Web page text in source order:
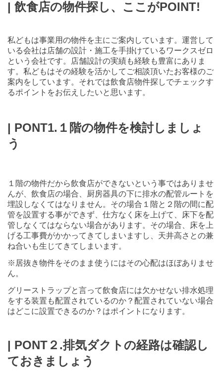
| 飲食店の物件探し、ここがPOINT!
私どもは事業用の物件を主にご案内しています。運営して
いる会社は店舗の設計・施工を手掛けているワークスゼロ
という会社です。店舗設計の実績も経験も豊富にありま
す。私どもはその経験を活かしてご相談頂いたお客様のご
案内をしています。それでは飲食店物件探しでチェックす
るポイントをお伝えしたいと思います。
| PONT1.１階の物件を検討しましょ
う
１階の物件だから飲食店ができないという事ではありませ
んが、飲食店の場合、厨房器具の下に排水の配管ルートを
埋設しなくてはなりません。その場合１階と２階の間に配
管を設置する事ができず、仕方なく床を上げて、床下を配
管しなくてはならない場合があります。その場合、床を上
げる工事費がかかってきてしまいますし、天井高さとの兼
ね合いも生じてきてしまいます。
※居抜き物件をそのまま使うにはその心配はほぼありませ
ん。
グリーストラップと言って飲食店には欠かせない排水処理
をする装置も配置されているのか？配置されていない場合
はどこに設置できるのか？はポイントになります。
| PONT２.排気ダクトの経路は確認し
ておきましょう